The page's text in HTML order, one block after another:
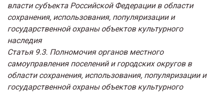
власти субъекта Российской Федерации в области
сохранения, использования, популяризации и
государственной охраны объектов культурного
наследия
Статья 9.3. Полномочия органов местного
самоуправления поселений и городских округов в
области сохранения, использования, популяризации и
государственной охраны объектов культурного